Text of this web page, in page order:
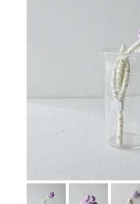
作家・ブランドから探す
配送について
お問い合わせ